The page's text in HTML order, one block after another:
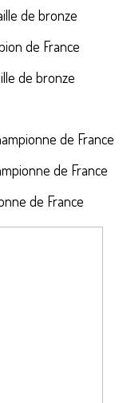
de bronze
de France
de bronze
de France
de France
de France